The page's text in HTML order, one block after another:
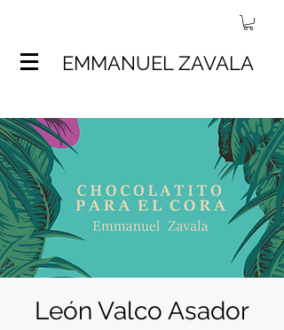
EMMANUEL ZAVALA
León Valco Asador